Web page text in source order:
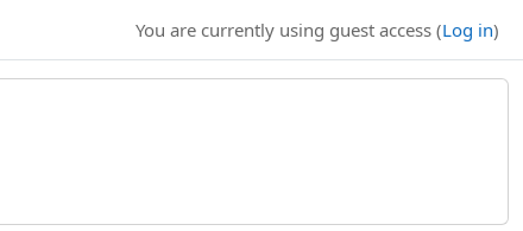
You are currently using guest access (Log in)